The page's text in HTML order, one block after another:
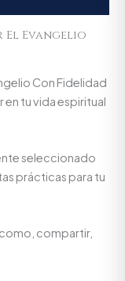
Evangelio
Con Fidelidad
en tu vida espiritual
seleccionado
prácticas para tu
compartir,